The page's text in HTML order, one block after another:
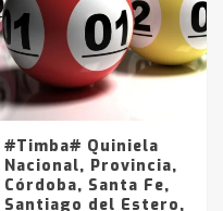
#Timba# Quiniela
Nacional, Provincia,
Córdoba, Santa Fe,
Santiago del Estero,